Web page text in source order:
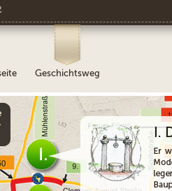
Geschichtsweg